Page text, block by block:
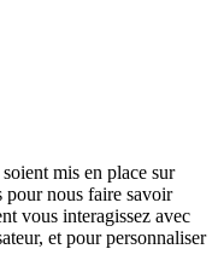
mis en place sur
pour nous faire savoir
vous interagissez avec
et pour personnaliser